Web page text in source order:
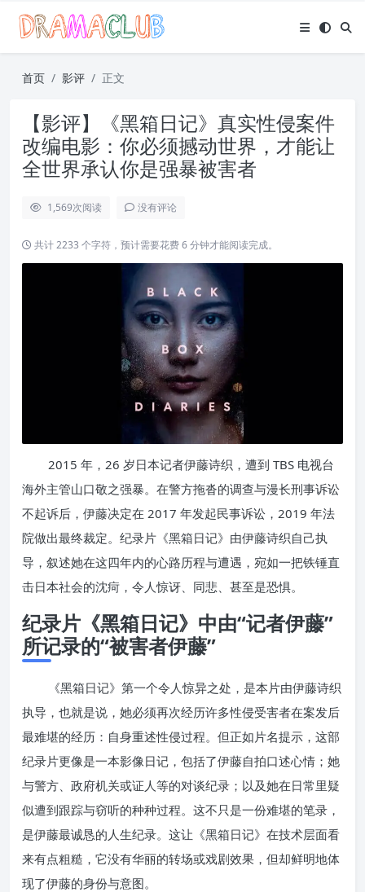
首页 影评 正文
【影评】《黑箱日记》真实性侵案件
改编电影：你必须撼动世界，才能让
全世界承认你是强暴被害者
1,569次阅读 没有评论
共计 2233 个字符，预计需要花费 6 分钟才能阅读完成。
2015 年，26 岁日本记者伊藤诗织，遭到 TBS 电视台
海外主管山口敬之强暴。在警方拖沓的调查与漫长刑事诉讼
不起诉后，伊藤决定在 2017 年发起民事诉讼，2019 年法
院做出最终裁定。纪录片《黑箱日记》由伊藤诗织自己执
导，叙述她在这四年内的心路历程与遭遇，宛如一把铁锤直
击日本社会的沈疴，令人惊讶、同悲、甚至是恐惧。
纪录片《黑箱日记》中由“记者伊藤”
所记录的“被害者伊藤”
《黑箱日记》第一个令人惊异之处，是本片由伊藤诗织
执导，也就是说，她必须再次经历许多性侵受害者在案发后
最难堪的经历：自身重述性侵过程。但正如片名提示，这部
纪录片更像是一本影像日记，包括了伊藤自拍口述心情；她
与警方、政府机关或证人等的对谈纪录；以及她在日常里疑
似遭到跟踪与窃听的种种过程。这不只是一份难堪的笔录，
是伊藤最诚恳的人生纪录。这让《黑箱日记》在技术层面看
来有点粗糙，它没有华丽的转场或戏剧效果，但却鲜明地体
现了伊藤的身份与意图。